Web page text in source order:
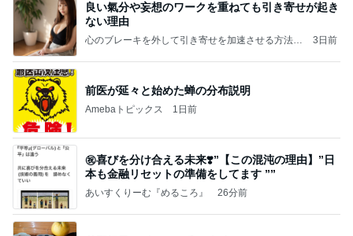
良い氣分や妄想のワークを重ねても引き寄せが起き
ない理由
心のブレーキを外して引き寄せを加速させる方法：
3日前
前医が延々と始めた蝉の分布説明
Amebaトピックス 1日前
㊗️喜びを分け合える未来❣️”【この混沌の理由】”⽇
本も⾦融リセットの準備をしてます ””
あいすくりーむ『めるころ』 26分前